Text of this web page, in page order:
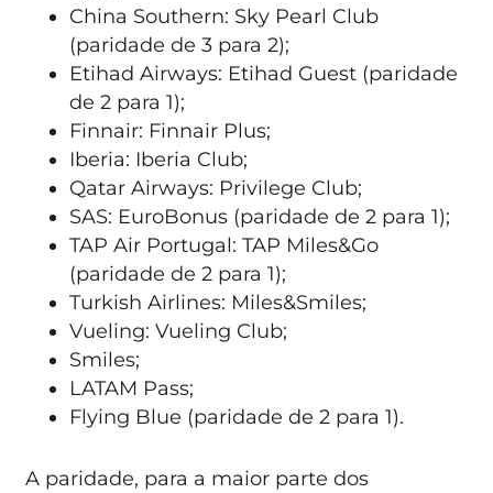
China Southern: Sky Pearl Club
(paridade de 3 para 2);
Etihad Airways: Etihad Guest (paridade
de 2 para 1);
Finnair: Finnair Plus;
Iberia: Iberia Club;
Qatar Airways: Privilege Club;
SAS: EuroBonus (paridade de 2 para 1);
TAP Air Portugal: TAP Miles&Go
(paridade de 2 para 1);
Turkish Airlines: Miles&Smiles;
Vueling: Vueling Club;
Smiles;
LATAM Pass;
Flying Blue (paridade de 2 para 1).
A paridade, para a maior parte dos